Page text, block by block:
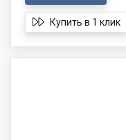
Купить в 1 клик